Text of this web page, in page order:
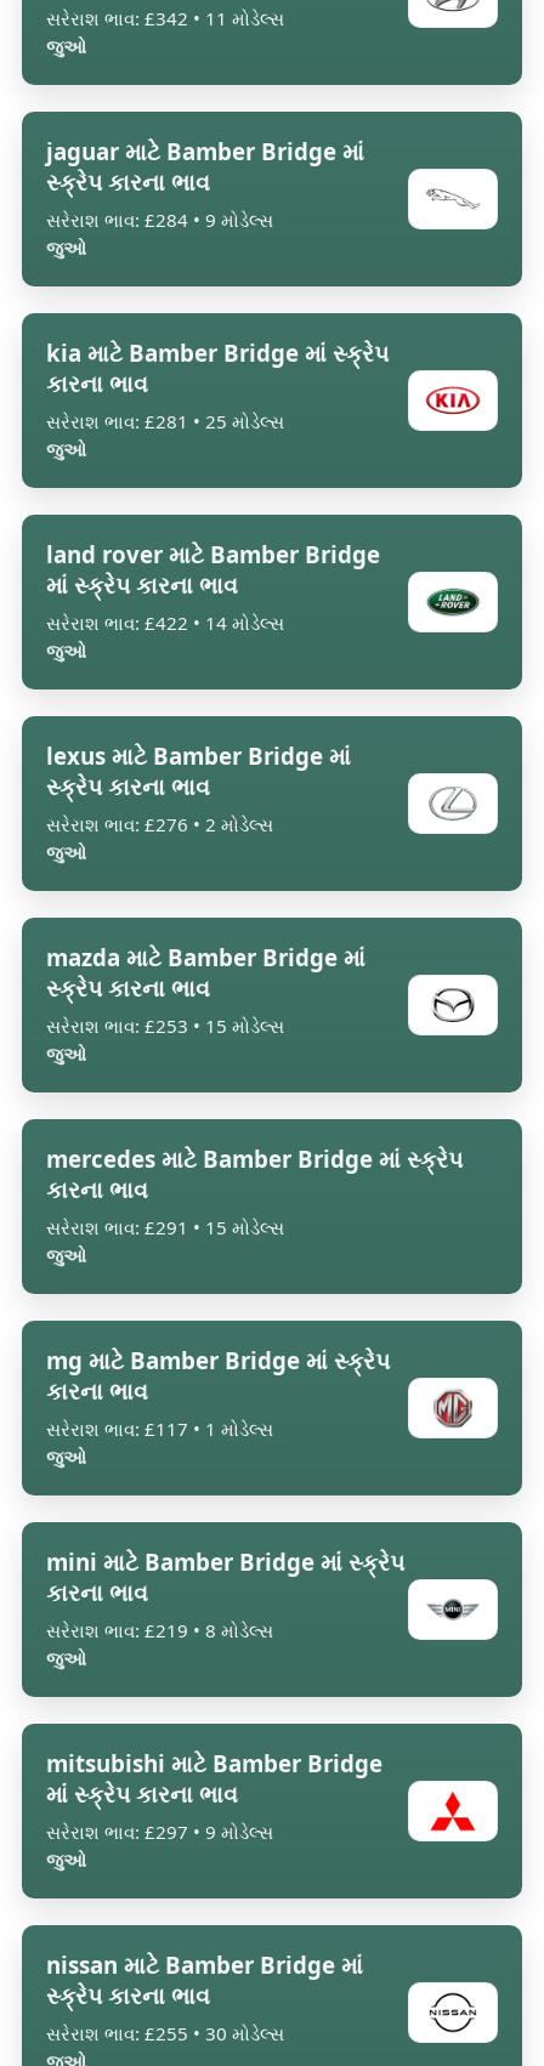
સરેરાશ ભાવ: £342 • 11 મોડેલ્સ
જુઓ
jaguar માટે Bamber Bridge માં
સ્ક્રેપ કારના ભાવ
સરેરાશ ભાવ: £284 • 9 મોડેલ્સ
જુઓ
kia માટે Bamber Bridge માં સ્ક્રેપ
કારના ભાવ
સરેરાશ ભાવ: £281 • 25 મોડેલ્સ
જુઓ
land rover માટે Bamber Bridge
માં સ્ક્રેપ કારના ભાવ
સરેરાશ ભાવ: £422 • 14 મોડેલ્સ
જુઓ
lexus માટે Bamber Bridge માં
સ્ક્રેપ કારના ભાવ
સરેરાશ ભાવ: £276 • 2 મોડેલ્સ
જુઓ
mazda માટે Bamber Bridge માં
સ્ક્રેપ કારના ભાવ
સરેરાશ ભાવ: £253 • 15 મોડેલ્સ
જુઓ
mercedes માટે Bamber Bridge માં સ્ક્રેપ
કારના ભાવ
સરેરાશ ભાવ: £291 • 15 મોડેલ્સ
જુઓ
mg માટે Bamber Bridge માં સ્ક્રેપ
કારના ભાવ
સરેરાશ ભાવ: £117 • 1 મોડેલ્સ
જુઓ
mini માટે Bamber Bridge માં સ્ક્રેપ
કારના ભાવ
સરેરાશ ભાવ: £219 • 8 મોડેલ્સ
જુઓ
mitsubishi માટે Bamber Bridge
માં સ્ક્રેપ કારના ભાવ
સરેરાશ ભાવ: £297 • 9 મોડેલ્સ
જુઓ
nissan માટે Bamber Bridge માં
સ્ક્રેપ કારના ભાવ
સરેરાશ ભાવ: £255 • 30 મોડેલ્સ